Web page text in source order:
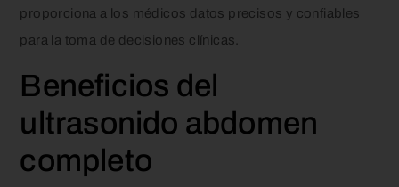
proporciona a los médicos datos precisos y confiables
para la toma de decisiones clínicas.
Beneficios del
ultrasonido abdomen
completo